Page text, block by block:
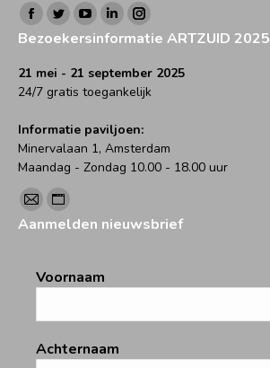
Vind ons op:
Facebook
page
opens
in
window
Twitter
page
opens
in
window
YouTube
page
opens
in
window
Linkedin
page
opens
in
window
Instagram
page
opens
in
window
Bezoekersinformatie ARTZUID 2025
21 mei - 21 september 2025
24/7 gratis toegankelijk
Informatie paviljoen:
Minervalaan 1, Amsterdam
Maandag - Zondag 10.00 - 18.00 uur
Vind ons op:
Mail
page
in
window
Website
page
in
window
Aanmelden nieuwsbrief
Voornaam
Achternaam